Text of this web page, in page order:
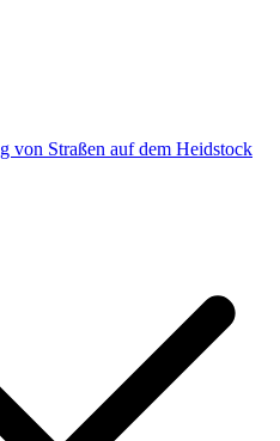
von Straßen auf dem Heidstock